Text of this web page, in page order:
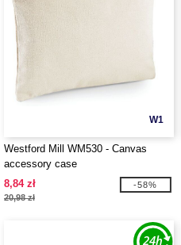
W1
Westford Mill WM530 - Canvas
accessory case
8,84 zł
20,98 zł
-58%